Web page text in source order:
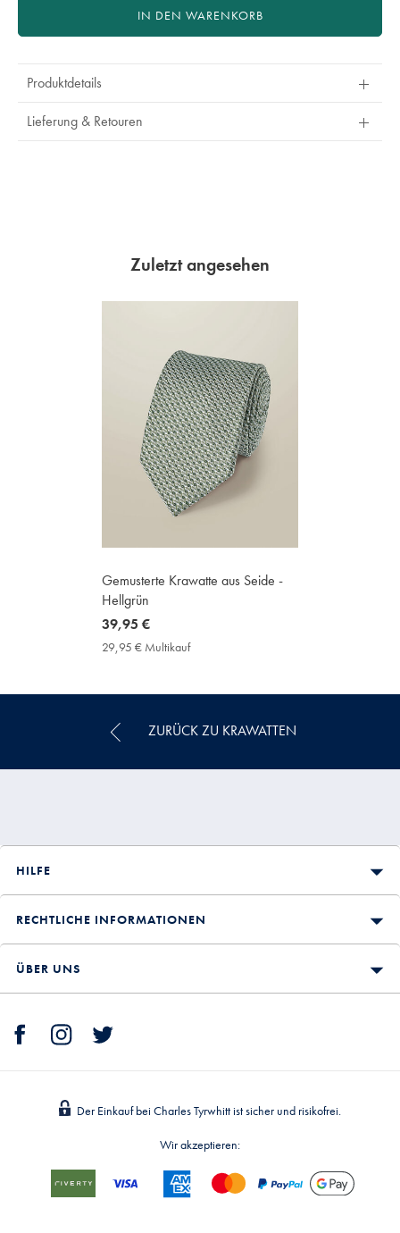
IN DEN WARENKORB
Produktdetails
Lieferung & Retouren
Zuletzt angesehen
Gemusterte Krawatte aus Seide -
Hellgrün
now
39,95
39,95 €
29,95 € Multikauf29,95
Price
ZURÜCK ZU KRAWATTEN
HILFE
RECHTLICHE INFORMATIONEN
ÜBER UNS
Der Einkauf bei Charles Tyrwhitt ist sicher und risikofrei.
Wir akzeptieren: